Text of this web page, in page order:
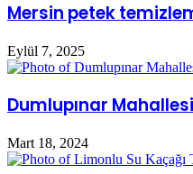
Mersin petek
Eylül 7, 2025
Dumlupınar
Mart 18, 2024